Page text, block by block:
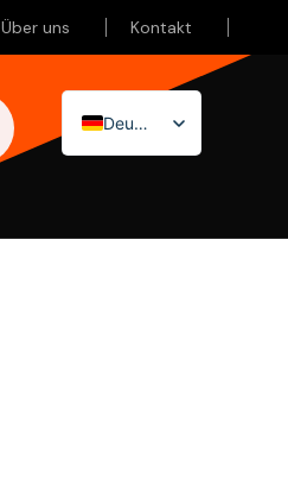
Über uns Kontakt
Deutsch
Nederlands